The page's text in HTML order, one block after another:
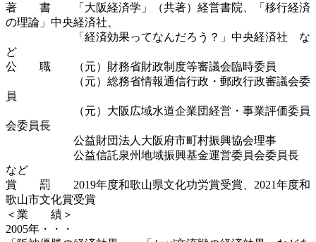
著 書 「大阪経済学」（共著）経営書院、「移行経済
の理論」中央経済社、
「経済効果ってなんだろう？」中央経済社 な
ど
公 職 （元）財務省財政制度等審議会臨時委員
（元）総務省情報通信行政・郵政行政審議会委
員
（元）大阪広域水道企業団経営・事業評価委員
会委員長
公益財団法人大阪府市町村振興協会理事
公益信託泉州地域振興基金運営委員会委員長
など
賞 罰 2019年度和歌山県文化功労賞受賞、2021年度和
歌山市文化賞受賞
＜業 績＞
2005年・・・